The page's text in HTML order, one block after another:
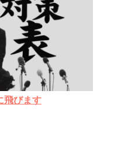
飛びます